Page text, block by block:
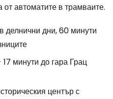
автоматите в трамваите.
делнични дни, 60 минути
17 минути до гара Грац
център с